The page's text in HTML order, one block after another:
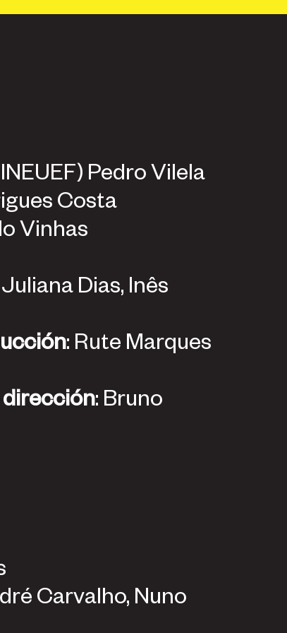
Pedro Vilela
Costa
Vinhas
Dias, Inês
comunicación y producción: Rute Marques
comunicación y asistencia de dirección: Bruno
Carvalho, Nuno